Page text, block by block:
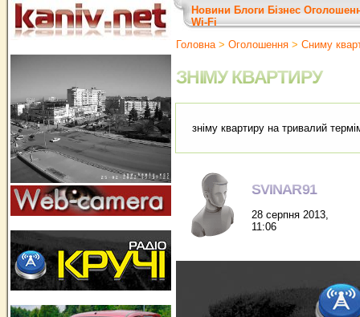
Новини Блоги Бізнес
Wi-Fi
Головна> Оголошення > Сниму
ЗНІМУ КВАРТИРУ
зніму квартиру на тривалий
SVINAR91
28 серпня 2013,
11:06